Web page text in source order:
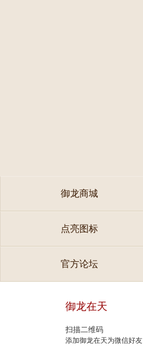
御龙商城
点亮图标
官方论坛
御龙在天
扫描二维码
添加御龙在天为微信好友